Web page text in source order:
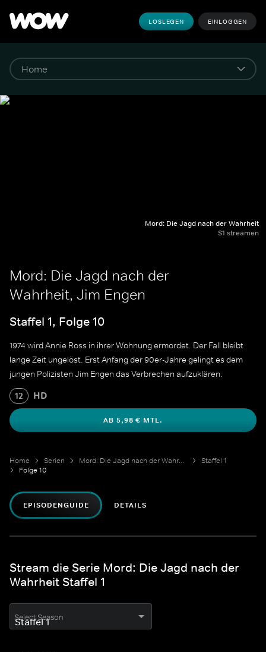
LOSLEGEN EINLOGGEN
Mord: Die Jagd nach der Wahrheit
S1 streamen
Mord: Die Jagd nach der
Wahrheit, Jim Engen
Staffel 1, Folge 10
1974 wird Annie Ross in ihrer Wohnung ermordet. Der Fall bleibt
lange Zeit ungelöst. Erst Anfang der 90er-Jahre gelingt es dem
jungen Polizisten Jim Engen das Verbrechen aufzuklären.
12 HD
AB 5,98 € MTL.
Home Serien Mord: Die Jagd nach der Wahrheit
Staffel 1
Folge 10
EPISODENGUIDE DETAILS
Stream die Serie Mord: Die Jagd nach der
Wahrheit Staffel 1
Select Season